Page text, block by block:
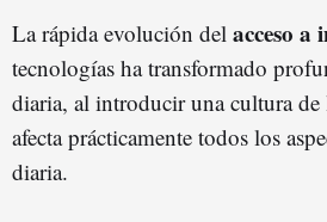
La rápida evolución del acceso a
tecnologías ha transformado
diaria, al introducir una cultura de
afecta prácticamente todos los
diaria.